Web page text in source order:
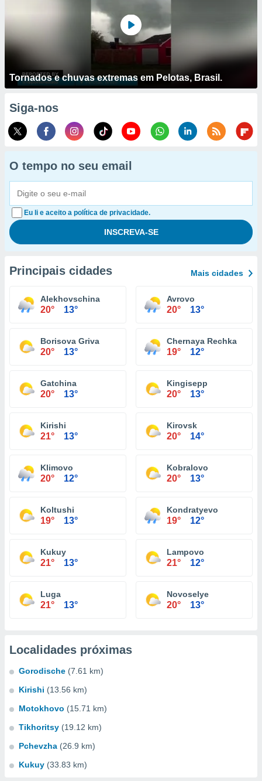
Tornados e chuvas extremas em Pelotas, Brasil.
Siga-nos
O tempo no seu email
Eu li e aceito a política de privacidade.
Principais cidades Mais cidades
Alekhovschina
20° 13°
Avrovo
20° 13°
Borisova Griva
20° 13°
Chernaya Rechka
19° 12°
Gatchina
20° 13°
Kingisepp
20° 13°
Kirishi
21° 13°
Kirovsk
20° 14°
Klimovo
20° 12°
Kobralovo
20° 13°
Koltushi
19° 13°
Kondratyevo
19° 12°
Kukuy
21° 13°
Lampovo
21° 12°
Luga
21° 13°
Novoselye
20° 13°
Localidades próximas
Gorodische (7.61 km)
Kirishi (13.56 km)
Motokhovo (15.71 km)
Tikhoritsy (19.12 km)
Pchevzha (26.9 km)
Kukuy (33.83 km)